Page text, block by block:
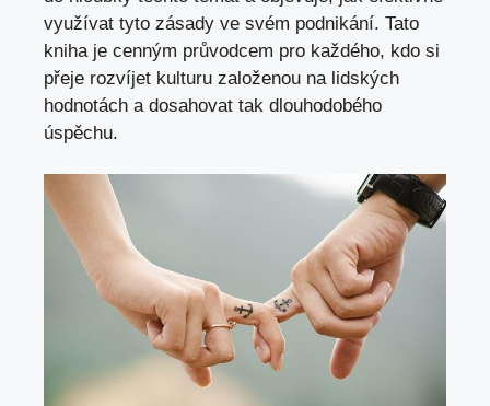
využívat tyto zásady ve svém podnikání. Tato
kniha je cenným průvodcem pro každého, kdo si
přeje rozvíjet kulturu založenou na lidských
hodnotách a dosahovat tak dlouhodobého
úspěchu.